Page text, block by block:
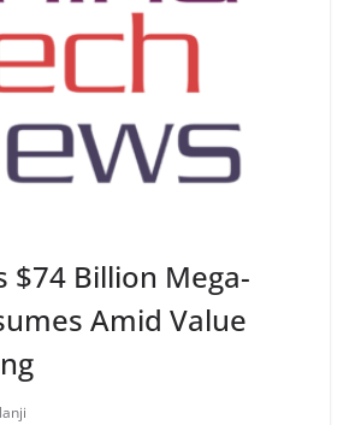
$74 Billion Mega-
Amid Value